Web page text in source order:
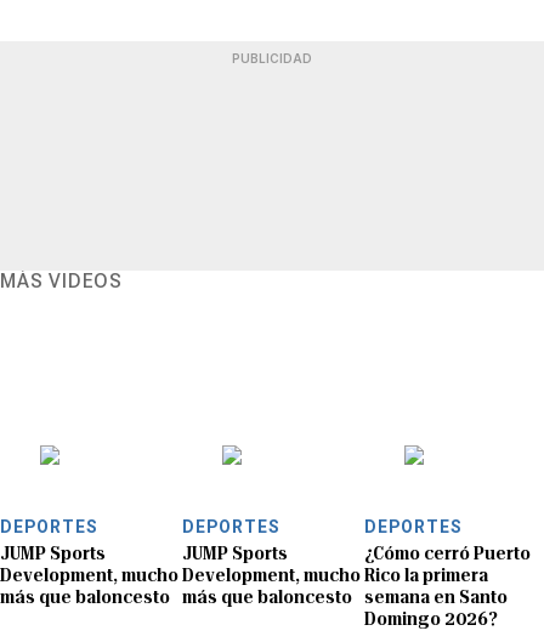
PUBLICIDAD
MÁS VIDEOS
DEPORTES
JUMP Sports
Development, mucho
más que baloncesto
DEPORTES
JUMP Sports
Development, mucho
más que baloncesto
DEPORTES
¿Cómo cerró Puerto
Rico la primera
semana en Santo
Domingo 2026?